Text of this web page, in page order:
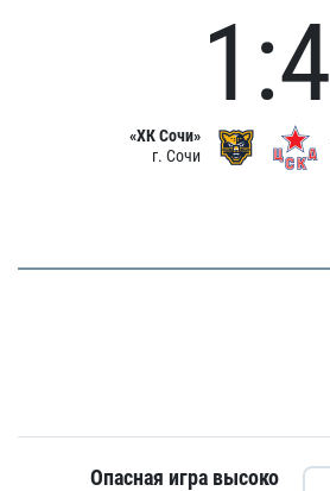
«ХК Сочи»
г. Сочи
1:4
Опасная игра высоко